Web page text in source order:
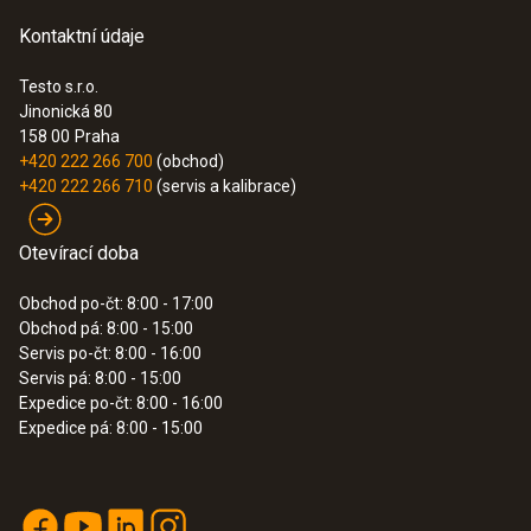
300 s
:0560 6351
11,150.00 Kč
13,491.50 Kč
:0563 6352
Kontaktní údaje
Testo s.r.o.
Jinonická 80
158 00 Praha
+420 222 266 700 (obchod)
+420 222 266 710 (servis a kalibrace)
Otevírací doba
Obchod po-čt: 8:00 - 17:00
Obchod pá: 8:00 - 15:00
Servis po-čt: 8:00 - 16:00
Servis pá: 8:00 - 15:00
Expedice po-čt: 8:00 - 16:00
Expedice pá: 8:00 - 15:00